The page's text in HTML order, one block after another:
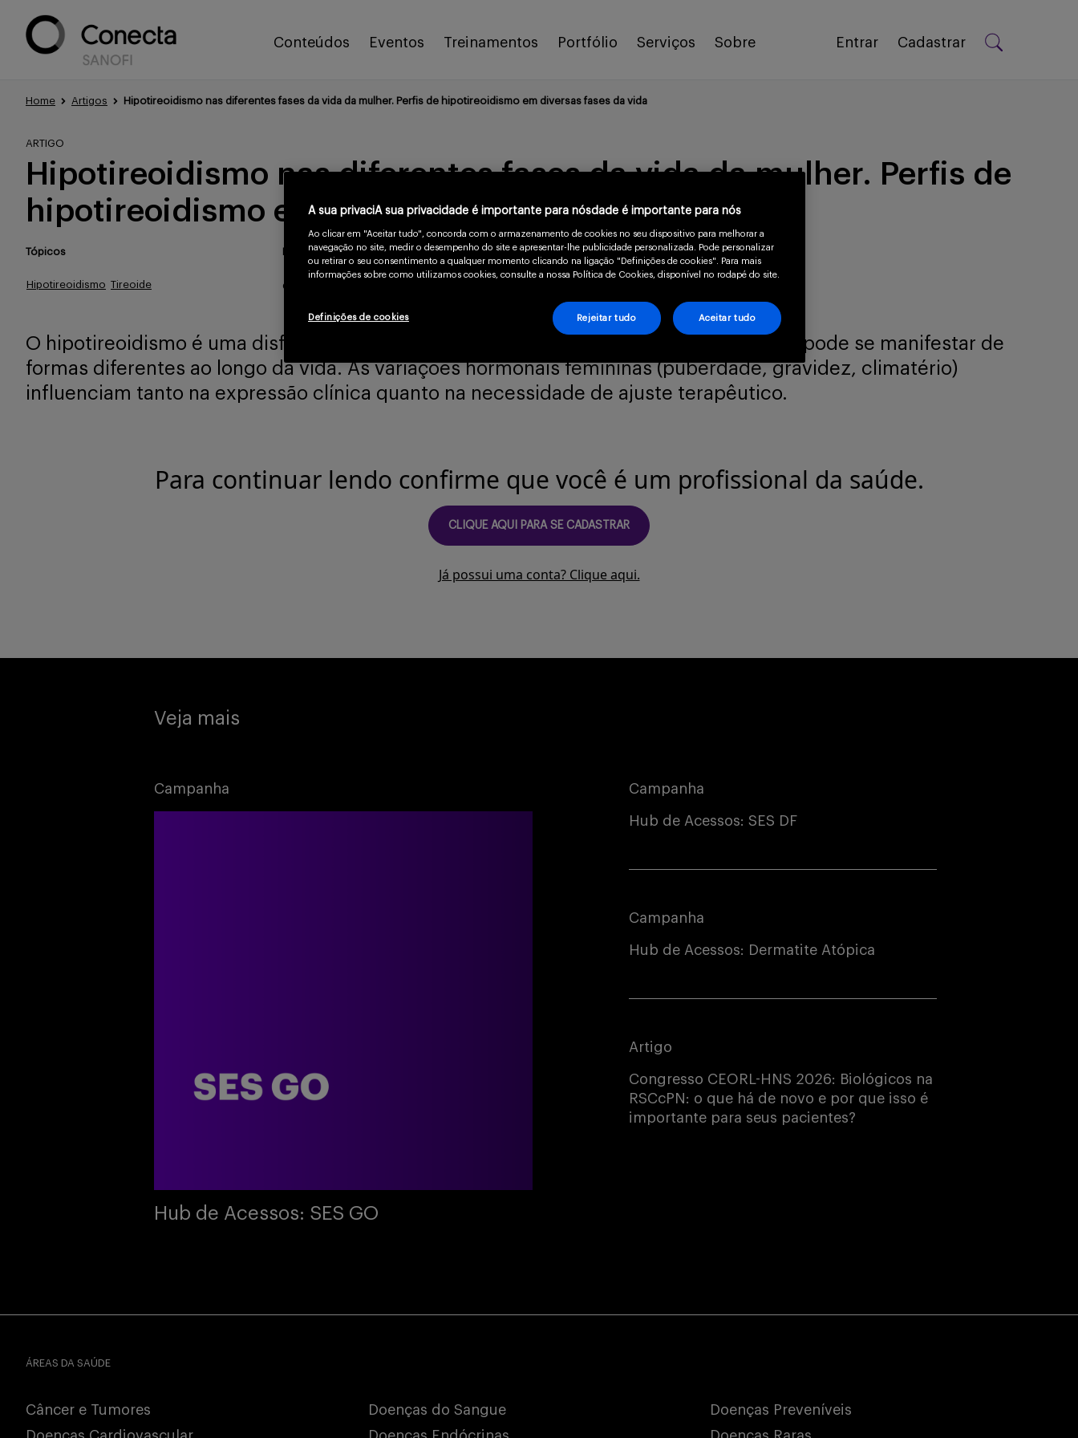
Conteúdos Eventos Treinamentos Portfólio Serviços Sobre Entrar Cadastrar
Home Artigos Hipotireoidismo nas diferentes fases da vida da mulher. Perfis de hipotireoidismo em diversas fases da vida
ARTIGO
Hipotireoidismo nas diferentes fases da vida da mulher. Perfis de
hipotireoidismo em diversas fases da vida
Tópicos
Hipotireoidismo Tireoide
Publicado
Out/2025
O hipotireoidismo é uma disfunção endócrina comum, especialmente em mulheres, e pode se manifestar de
formas diferentes ao longo da vida. As variações hormonais femininas (puberdade, gravidez, climatério)
influenciam tanto na expressão clínica quanto na necessidade de ajuste terapêutico.
Para continuar lendo confirme que você é um profissional da saúde.
CLIQUE AQUI PARA SE CADASTRAR
Já possui uma conta? Clique aqui.
Veja mais
Campanha
Hub de Acessos: SES GO
Campanha
Hub de Acessos: SES DF
Campanha
Hub de Acessos: Dermatite Atópica
Artigo
Congresso CEORL-HNS 2026: Biológicos na
RSCcPN: o que há de novo e por que isso é
importante para seus pacientes?
ÁREAS DA SAÚDE
Câncer e Tumores
Doenças do Sangue
Doenças Preveníveis
A sua privaciA sua privacidade é importante para nósdade é importante para nós
Ao clicar em "Aceitar tudo", concorda com o armazenamento de cookies no seu dispositivo para melhorar a
navegação no site, medir o desempenho do site e apresentar-lhe publicidade personalizada. Pode personalizar
ou retirar o seu consentimento a qualquer momento clicando na ligação "Definições de cookies". Para mais
informações sobre como utilizamos cookies, consulte a nossa Política de Cookies, disponível no rodapé do site.
Definições de cookies Rejeitar tudo Aceitar tudo